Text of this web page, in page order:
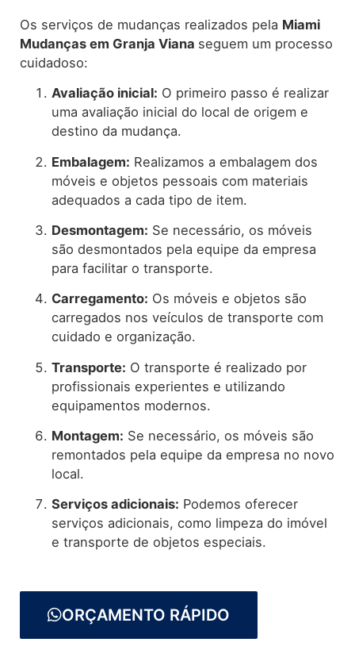
Os serviços de mudanças realizados pela Miami
Mudanças em Granja Viana seguem um processo
cuidadoso:
Avaliação inicial: O primeiro passo é realizar
uma avaliação inicial do local de origem e
destino da mudança.
Embalagem: Realizamos a embalagem dos
móveis e objetos pessoais com materiais
adequados a cada tipo de item.
Desmontagem: Se necessário, os móveis
são desmontados pela equipe da empresa
para facilitar o transporte.
Carregamento: Os móveis e objetos são
carregados nos veículos de transporte com
cuidado e organização.
Transporte: O transporte é realizado por
profissionais experientes e utilizando
equipamentos modernos.
Montagem: Se necessário, os móveis são
remontados pela equipe da empresa no novo
local.
Serviços adicionais: Podemos oferecer
serviços adicionais, como limpeza do imóvel
e transporte de objetos especiais.
ORÇAMENTO RÁPIDO